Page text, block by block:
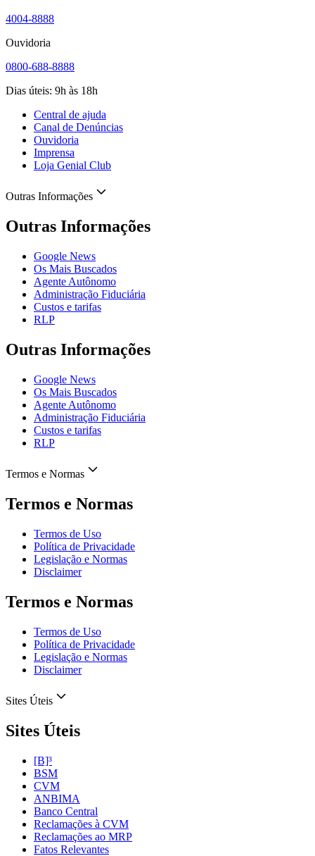
4004-8888
Ouvidoria
0800-688-8888
Dias úteis: 9h às 18h
Central de ajuda
Canal de Denúncias
Ouvidoria
Imprensa
Loja Genial Club
Outras Informações
Outras Informações
Google News
Os Mais Buscados
Agente Autônomo
Administração Fiduciária
Custos e tarifas
RLP
Outras Informações
Google News
Os Mais Buscados
Agente Autônomo
Administração Fiduciária
Custos e tarifas
RLP
Termos e Normas
Termos e Normas
Termos de Uso
Política de Privacidade
Legislação e Normas
Disclaimer
Termos e Normas
Termos de Uso
Política de Privacidade
Legislação e Normas
Disclaimer
Sites Úteis
Sites Úteis
[B]³
BSM
CVM
ANBIMA
Banco Central
Reclamações à CVM
Reclamações ao MRP
Fatos Relevantes